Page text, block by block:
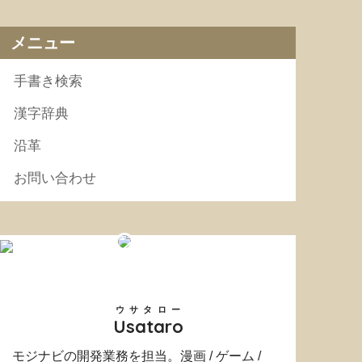
メニュー
手書き検索
漢字辞典
沿革
お問い合わせ
Usataro
ウサタロー
モジナビの開発業務を担当。漫画 / ゲーム /